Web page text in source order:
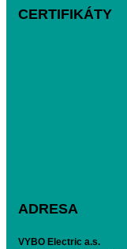
CERTIFIKÁTY
ADRESA
VYBO Electric a.s.